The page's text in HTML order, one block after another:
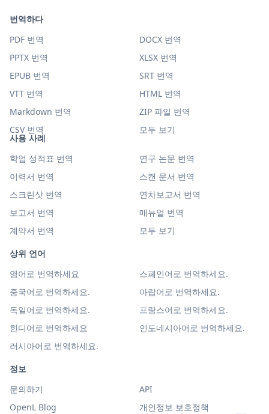
사용 사례
학업 성적표 번역
연구 논문 번역
이력서 번역
스캔 문서 번역
스크린샷 번역
연차보고서 번역
보고서 번역
매뉴얼 번역
계약서 번역
모두 보기
상위 언어
영어로 번역하세요
스페인어로 번역하세요.
중국어로 번역하세요.
아랍어로 번역하세요.
독일어로 번역하세요.
프랑스어로 번역하세요.
힌디어로 번역하세요
인도네시아어로 번역하세요.
러시아어로 번역하세요.
번역하다
PDF 번역
DOCX 번역
PPTX 번역
XLSX 번역
EPUB 번역
SRT 번역
VTT 번역
HTML 번역
Markdown 번역
ZIP 파일 번역
CSV 번역
모두 보기
정보
문의하기
API
OpenL Blog
개인정보 보호정책